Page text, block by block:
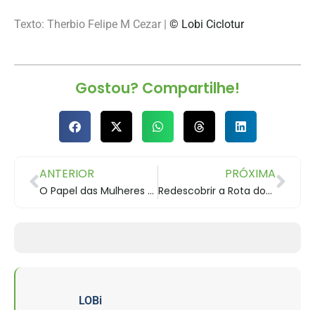
Texto: Therbio Felipe M Cezar | © Lobi Ciclotur
Gostou? Compartilhe!
ANTERIOR
O Papel das Mulheres na Rota dos Tropeiros
PRÓXIMA
Redescobrir a Rota dos Tropeiros: Cicloturismo é História
LOBi